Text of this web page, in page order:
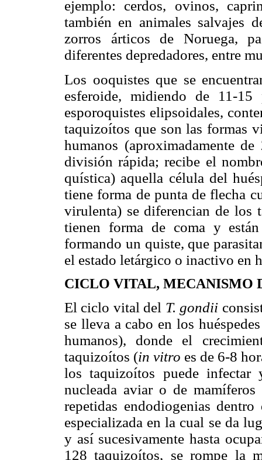
ejemplo: cerdos, ovinos,
también en animales salvajes
zorros árticos de Noruega,
diferentes depredadores, entre
Los ooquistes que se
esferoide, midiendo de 11-
esporoquistes elipsoidales,
taquizoítos que son las formas
humanos (aproximadamente
división rápida; recibe el
quística) aquella célula del
tiene forma de punta de flecha
virulenta) se diferencian de los
tienen forma de coma y están
formando un quiste, que
el estado letárgico o inactivo en
CICLO VITAL, MECANISMO
El ciclo vital del T. gondii
se lleva a cabo en los
humanos), donde el
taquizoítos (in vitro es de 6-8
los taquizoítos puede
nucleada aviar o de
repetidas endodiogenias
especializada en la cual se da
y así sucesivamente hasta
128 taquizoítos, se rompe la